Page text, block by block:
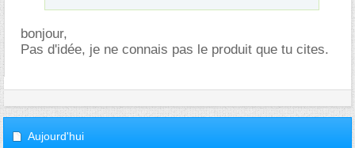
bonjour,
Pas d'idée, je ne connais pas le produit que tu cites.
Aujourd'hui